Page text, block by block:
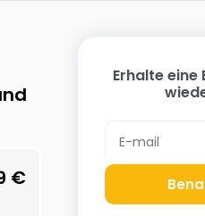
€
Erhalte eine